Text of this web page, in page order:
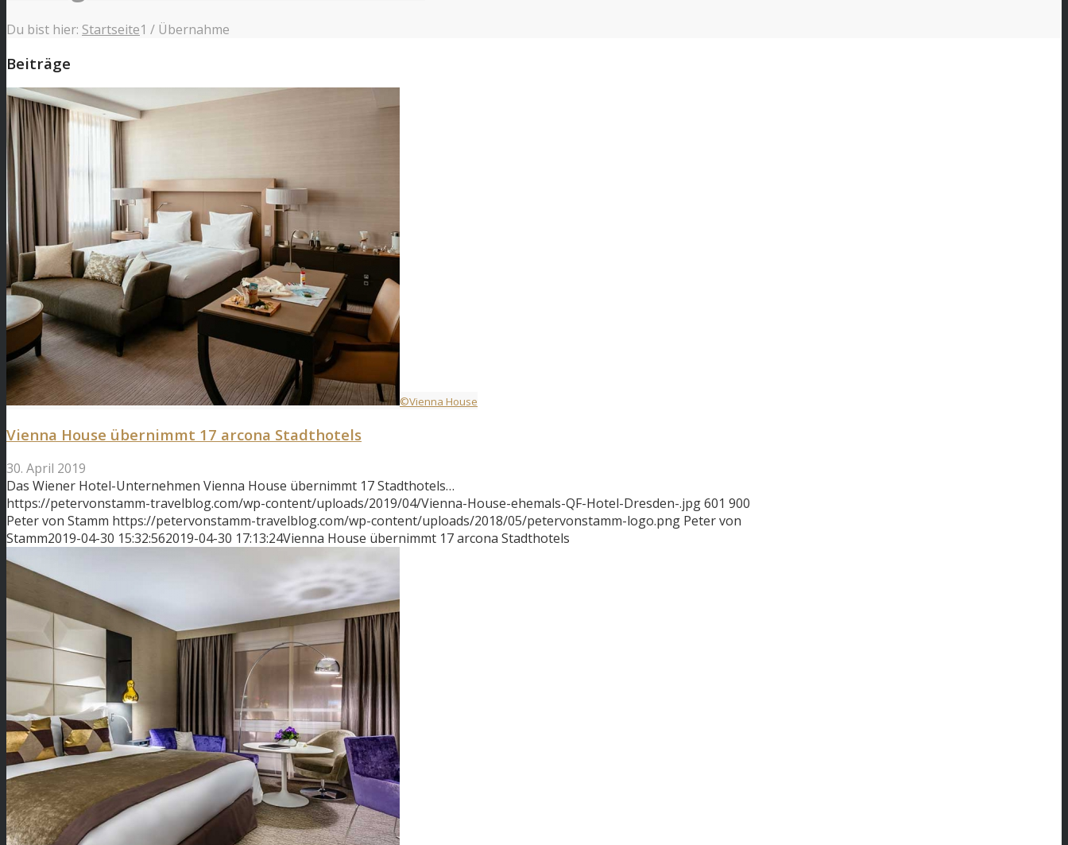
Du bist hier: Startseite1 / Übernahme
Beiträge
©Vienna House
Vienna House übernimmt 17 arcona Stadthotels
30. April 2019
Das Wiener Hotel-Unternehmen Vienna House übernimmt 17 Stadthotels…
https://petervonstamm-travelblog.com/wp-content/uploads/2019/04/Vienna-House-ehemals-QF-Hotel-Dresden-.jpg601 900
Peter von Stamm https://petervonstamm-travelblog.com/wp-content/uploads/2018/05/petervonstamm-logo.png Peter von
Stamm2019-04-30 15:32:562019-04-30 17:13:24Vienna House übernimmt 17 arcona Stadthotels